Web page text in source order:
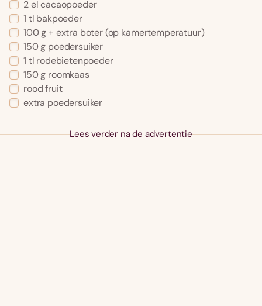
2 el cacaopoeder
1 tl bakpoeder
100 g + extra boter (op kamertemperatuur)
150 g poedersuiker
1 tl rodebietenpoeder
150 g roomkaas
rood fruit
extra poedersuiker
Lees verder na de advertentie